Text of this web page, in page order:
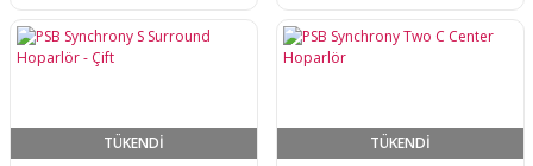
TÜKENDİ TÜKENDİ